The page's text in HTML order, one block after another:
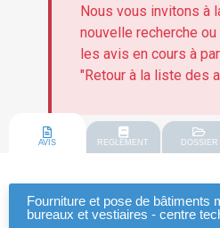
Nous vous invitons à
nouvelle recherche
les avis en cours à
"Retour à la liste des
AVIS REGLEMENT DOSSIER
Fourniture et pose de bâtiments
bureaux et vestiaires - centre